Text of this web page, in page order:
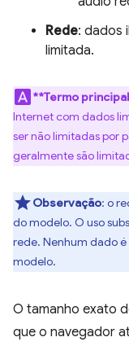
Rede: dados
limitada.
**Termo
Internet com dados
ser não limitadas por
geralmente são
Observação: o
do modelo. O uso
rede. Nenhum dado
modelo.
O tamanho exato
que o navegador